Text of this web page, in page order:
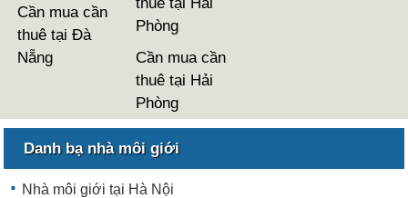
Cần mua cần
thuê tại Đà
Nẵng
Phòng
Cần mua cần
thuê tại Hải
Phòng
Danh bạ nhà môi giới
Nhà môi giới tại Hà Nội